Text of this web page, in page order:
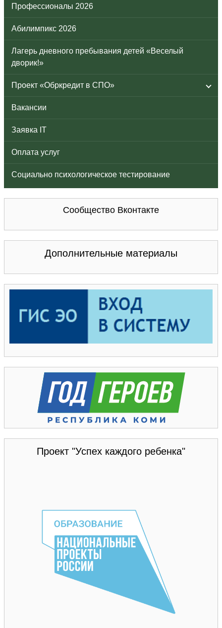
Профессионалы 2026
Абилимпикс 2026
Лагерь дневного пребывания детей «Веселый
дворик!»
Проект «Обркредит в СПО»
Вакансии
Заявка IT
Оплата услуг
Социально психологическое тестирование
Сообщество Вконтакте
Дополнительные материалы
Проект "Успех каждого ребенка"